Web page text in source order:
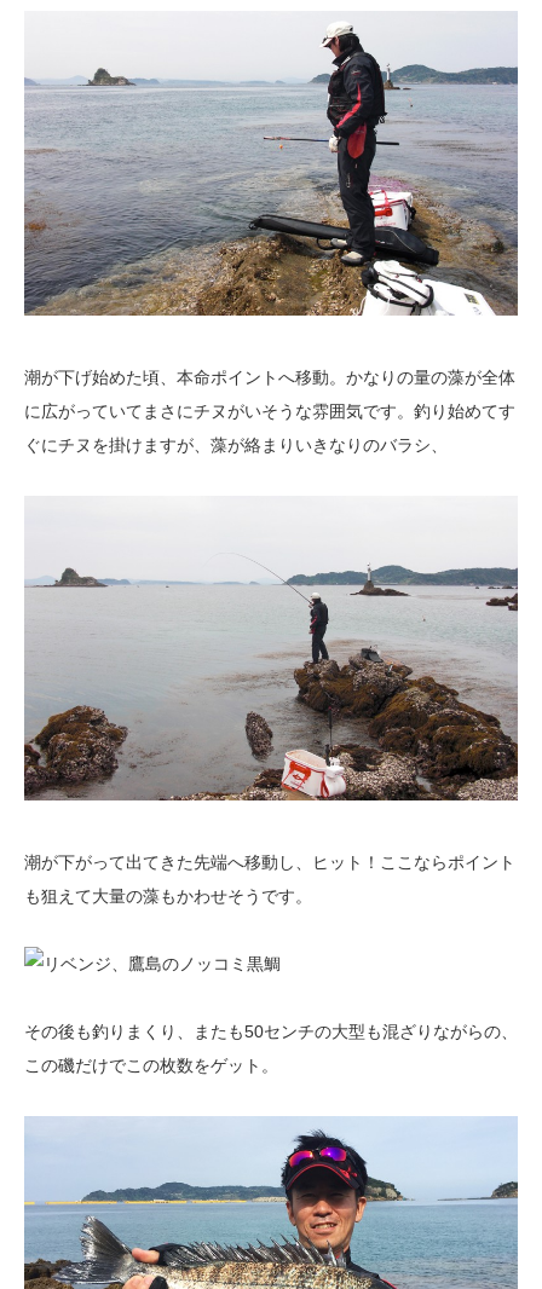
潮が下げ始めた頃、本命ポイントへ移動。かなりの量の藻が全体
に広がっていてまさにチヌがいそうな雰囲気です。釣り始めてす
ぐにチヌを掛けますが、藻が絡まりいきなりのバラシ、
潮が下がって出てきた先端へ移動し、ヒット！ここならポイント
も狙えて大量の藻もかわせそうです。
その後も釣りまくり、またも50センチの大型も混ざりながらの、
この磯だけでこの枚数をゲット。